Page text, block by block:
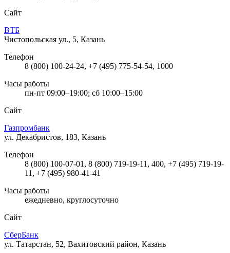
Сайт
ВТБ
Чистопольская ул., 5, Казань
Телефон
8 (800) 100-24-24, +7 (495) 775-54-54, 1000
Часы работы
пн-пт 09:00–19:00; сб 10:00–15:00
Сайт
Газпромбанк
ул. Декабристов, 183, Казань
Телефон
8 (800) 100-07-01, 8 (800) 719-19-11, 400, +7 (495) 719-19-
11, +7 (495) 980-41-41
Часы работы
ежедневно, круглосуточно
Сайт
СберБанк
ул. Татарстан, 52, Вахитовский район, Казань